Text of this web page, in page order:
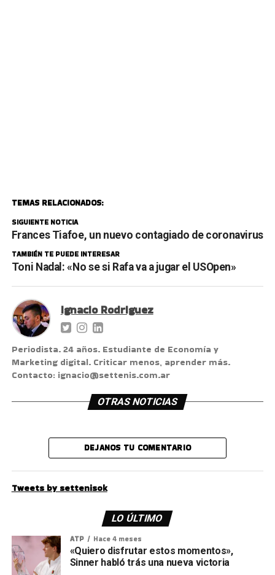
TEMAS RELACIONADOS:
SIGUIENTE NOTICIA
Frances Tiafoe, un nuevo contagiado de coronavirus
TAMBIÉN TE PUEDE INTERESAR
Toni Nadal: «No se si Rafa va a jugar el USOpen»
Ignacio Rodriguez
Periodista. 24 años. Estudiante de Economía y
Marketing digital. Criticar menos, aprender más.
Contacto: ignacio@settenis.com.ar
OTRAS NOTICIAS
DEJANOS TU COMENTARIO
Tweets by settenisok
LO ÚLTIMO
ATP Hace 4 meses
«Quiero disfrutar estos momentos»,
Sinner habló trás una nueva victoria